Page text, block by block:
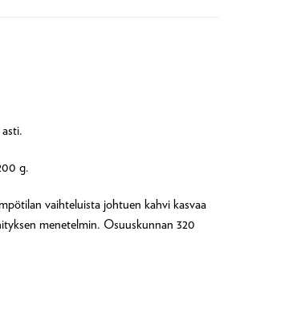
g.
vaihteluista johtuen kahvi kasvaa
menetelmin. Osuuskunnan 320